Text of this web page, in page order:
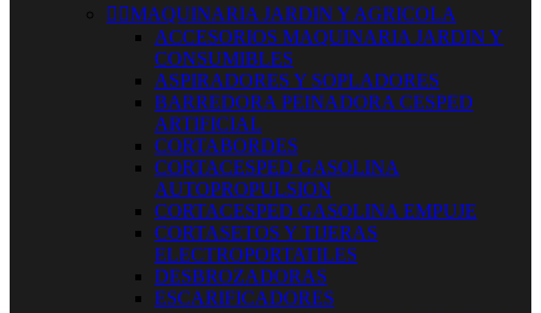
 MAQUINARIA JARDIN Y AGRICOLA
ACCESORIOS MAQUINARIA JARDIN Y
CONSUMIBLES
ASPIRADORES Y SOPLADORES
BARREDORA PEINADORA CESPED
ARTIFICIAL
CORTABORDES
CORTACESPED GASOLINA
AUTOPROPULSION
CORTACESPED GASOLINA EMPUJE
CORTASETOS Y TIJERAS
ELECTROPORTATILES
DESBROZADORAS
ESCARIFICADORES